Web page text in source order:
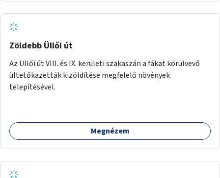
Zöldebb Üllői út
Az Üllői út VIII. és IX. kerületi szakaszán a fákat körülvevő
ültetőkazetták kizöldítése megfelelő növények
telepítésével.
Megnézem